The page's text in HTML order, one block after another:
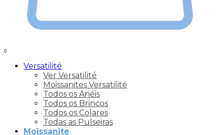
0
Versatilité
Ver Versatilité
Moissanites Versatilité
Todos os Anéis
Todos os Brincos
Todos os Colares
Todas as Pulseiras
Moissanite